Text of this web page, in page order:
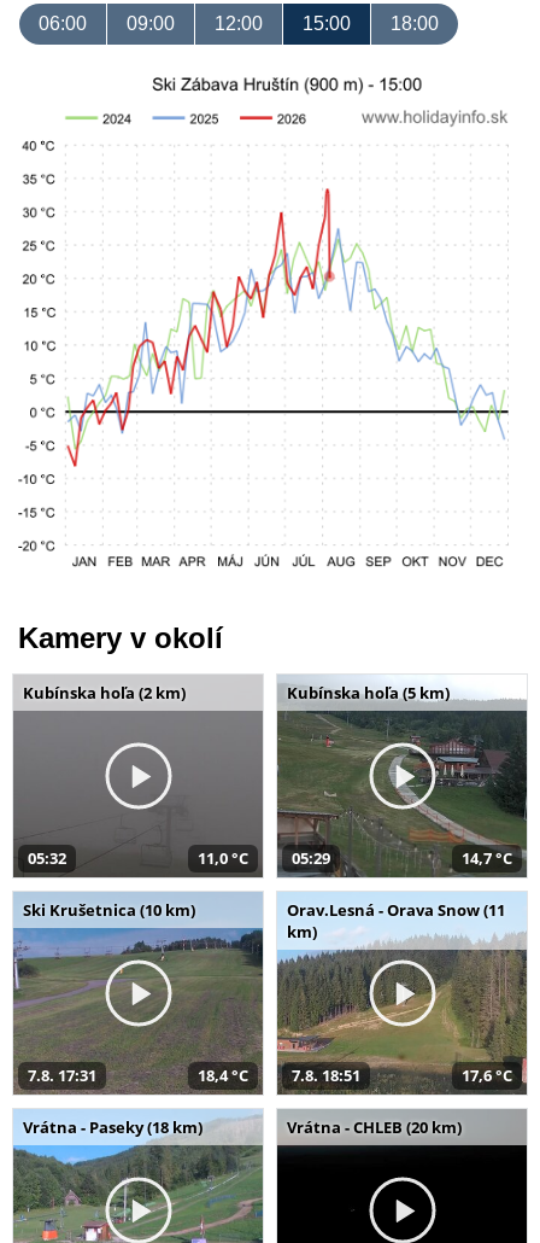
06:00 09:00 12:00 15:00 18:00
Kamery v okolí
Kubínska hoľa (2 km)
05:32 11,0 °C
Kubínska hoľa (5 km)
05:29 14,7 °C
Ski Krušetnica (10 km)
7.8. 17:31 18,4 °C
Orav.Lesná - Orava Snow (11
km)
7.8. 18:51 17,6 °C
Vrátna - Paseky (18 km) Vrátna - CHLEB (20 km)